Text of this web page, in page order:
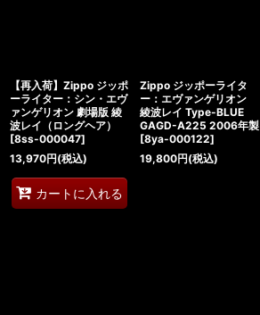
【再入荷】Zippo ジッポ
ーライター：シン・エヴ
ァンゲリオン 劇場版 綾
波レイ（ロングヘア）
[8ss-000047]
13,970円(税込)
カートに入れる
Zippo ジッポーライタ
ー：エヴァンゲリオン
綾波レイ Type-BLUE
GAGD-A225 2006年製
[8ya-000122]
19,800円(税込)